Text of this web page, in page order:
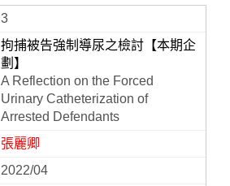
3
拘捕被告強制導尿之檢討【本期企
劃】
A Reflection on the Forced
Urinary Catheterization of
Arrested Defendants
張麗卿
2022/04